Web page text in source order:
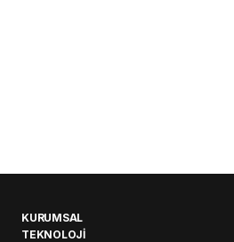
KURUMSAL
TEKNOLOJİ